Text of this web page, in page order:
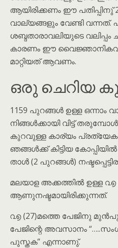
ആയിരിക്കണം ഈ പതിപ്പിനു്
വാല്യങ്ങളും വേണ്ടി വന്നത്.
ശബ്ദതാരാവലിയുടെ
കാരണം ഈ
മാറ്റിയത് ആവണം.
ഒരു ചെറിയ
1159 പുറങ്ങൾ ഉള്ള ഒന്നാം
നിങ്ങൾക്കായി വിട്ട്
കുറവുള്ള കാര്യം പ്രത്യേകം
ഞങ്ങൾക്ക് കിട്ടിയ
താൾ (2 പുറങ്ങൾ)
മലയാള അക്കത്തിൽ ഉള്ള ൨൭
ആണുനഷ്ടമായിരിക്കുന്നത്.
൨൭ (27)മത്തെ പേജിനു
പേജിന്റെ അവസാനം
പുസ്തക” എന്നാണു്.